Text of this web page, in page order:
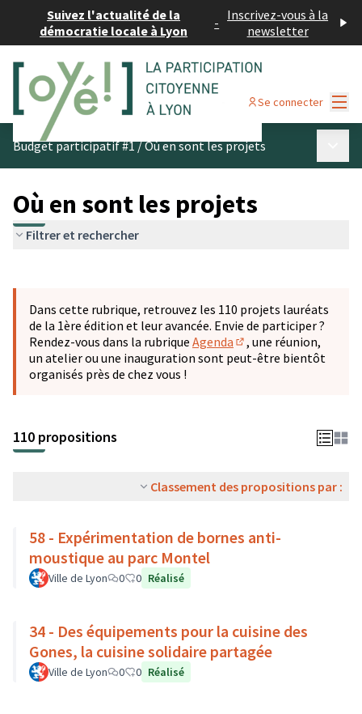
Suivez l'actualité de la
démocratie locale à Lyon
- Inscrivez-vous à la
newsletter
Se connecter
Budget participatif #1/Où en sont les projets
Où en sont les projets
Filtrer et rechercher
−
Dans cette rubrique, retrouvez les 110 projets lauréats
de la 1ère édition et leur avancée. Envie de participer ?
Rendez-vous dans la rubrique Agenda
(S'ouvre dans un
, une réunion,
un atelier ou une inauguration sont peut-être bientôt
organisés près de chez vous !
110 propositions
Classement des propositions par :
58 - Expérimentation de bornes anti-
moustique au parc Montel
Ville de Lyon 0 0 Réalisé
34 - Des équipements pour la cuisine des
Gones, la cuisine solidaire partagée
Ville de Lyon 0 0 Réalisé